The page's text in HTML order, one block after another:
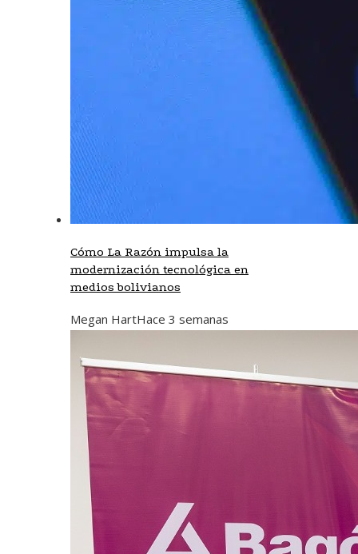
Cómo La Razón impulsa la
modernización tecnológica en
medios bolivianos
Megan HartHace 3 semanas